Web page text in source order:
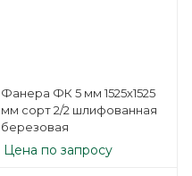
Фанера ФК 5 мм 1525х1525
мм сорт 2/2 шлифованная
березовая
Цена по запросу